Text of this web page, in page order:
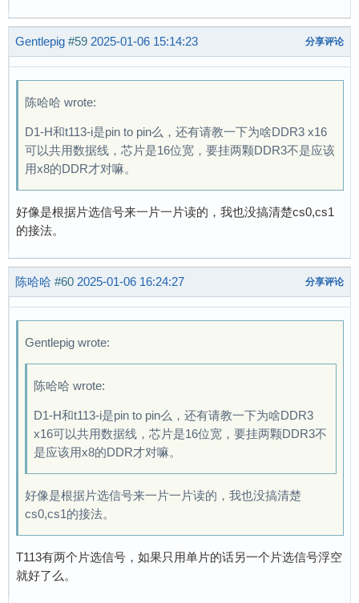
Gentlepig #59 2025-01-06 15:14:23 分享评论
陈哈哈 wrote:
D1-H和t113-i是pin to pin么，还有请教一下为啥DDR3 x16
可以共用数据线，芯片是16位宽，要挂两颗DDR3不是应该
用x8的DDR才对嘛。
好像是根据片选信号来一片一片读的，我也没搞清楚cs0,cs1
的接法。
陈哈哈 #60 2025-01-06 16:24:27 分享评论
Gentlepig wrote:
陈哈哈 wrote:
D1-H和t113-i是pin to pin么，还有请教一下为啥DDR3
x16可以共用数据线，芯片是16位宽，要挂两颗DDR3不
是应该用x8的DDR才对嘛。
好像是根据片选信号来一片一片读的，我也没搞清楚
cs0,cs1的接法。
T113有两个片选信号，如果只用单片的话另一个片选信号浮空
就好了么。